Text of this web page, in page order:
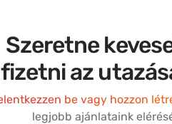
Miért foglaljon az
Szeretne
fizetni az
be vagy hozzon
legjobb ajánlataink